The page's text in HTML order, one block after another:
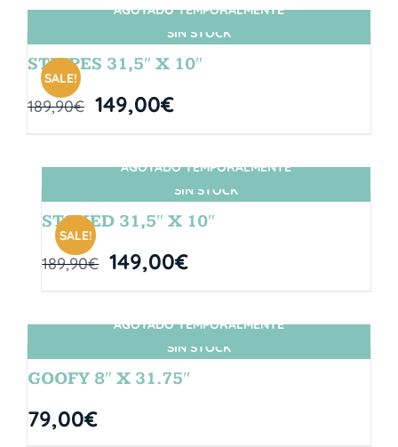
SIN STOCK
SALE!
AGOTADO TEMPORALMENTE
STRIPES 31,5″ X 10″
189,90€ 149,00€
SIN STOCK
SALE!
AGOTADO TEMPORALMENTE
STOKED 31,5″ X 10″
189,90€ 149,00€
SIN STOCK
AGOTADO TEMPORALMENTE
GOOFY 8″ X 31.75″
79,00€